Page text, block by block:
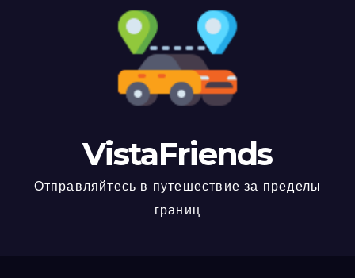
VistaFriends
Отправляйтесь в путешествие за пределы
границ